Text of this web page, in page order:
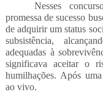
Nesses
promessa de sucesso
de adquirir um status
subsistência,
adequadas à
significava aceitar o
humilhações. Após
ao vivo.